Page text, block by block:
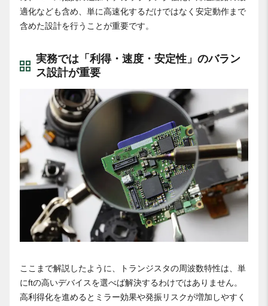
適化なども含め、単に高速化するだけではなく安定動作まで
含めた設計を行うことが重要です。
実務では「利得・速度・安定性」のバラン
ス設計が重要
ここまで解説したように、トランジスタの周波数特性は、単
にftの高いデバイスを選べば解決するわけではありません。
高利得化を進めるとミラー効果や発振リスクが増加しやすく